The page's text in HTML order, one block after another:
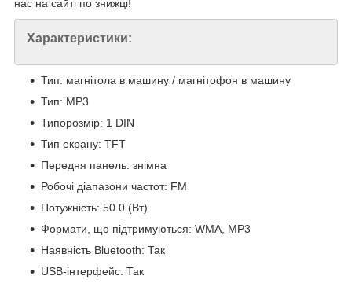
нас на сайті по знижці!
Характеристики:
Тип: магнітола в машину / магнітофон в машину
Тип: MP3
Типорозмір: 1 DIN
Тип екрану: TFT
Передня панель: знімна
Робочі діапазони частот: FM
Потужність: 50.0 (Вт)
Формати, що підтримуються: WMA, MP3
Наявність Bluetooth: Так
USB-інтерфейс: Так